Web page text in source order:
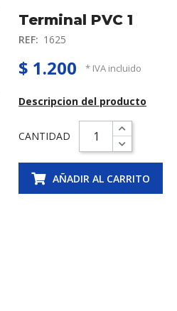
Terminal PVC 1
REF: 1625
$ 1.200 * IVA incluido
Descripcion del producto
CANTIDAD
AÑADIR AL CARRITO